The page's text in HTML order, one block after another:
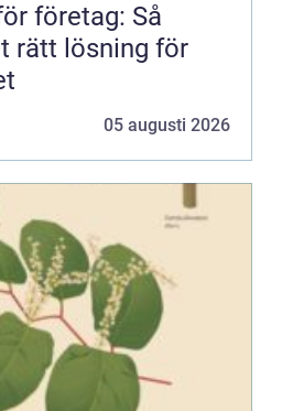
företag: Så
rätt lösning för
05 augusti 2026